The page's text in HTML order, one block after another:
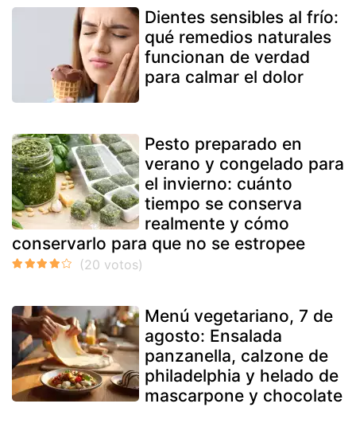
Dientes sensibles al frío:
qué remedios naturales
funcionan de verdad
para calmar el dolor
Pesto preparado en
verano y congelado para
el invierno: cuánto
tiempo se conserva
realmente y cómo
conservarlo para que no se estropee
Menú vegetariano, 7 de
agosto: Ensalada
panzanella, calzone de
philadelphia y helado de
mascarpone y chocolate